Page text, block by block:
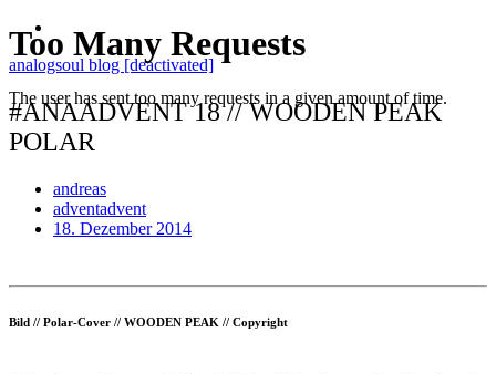
analogsoul blog [deactivated]
#ANAADVENT 18 // WOODEN PEAK
POLAR
andreas
adventadvent
18. Dezember 2014
Bild // Polar-Cover // WOODEN PEAK // Copyright